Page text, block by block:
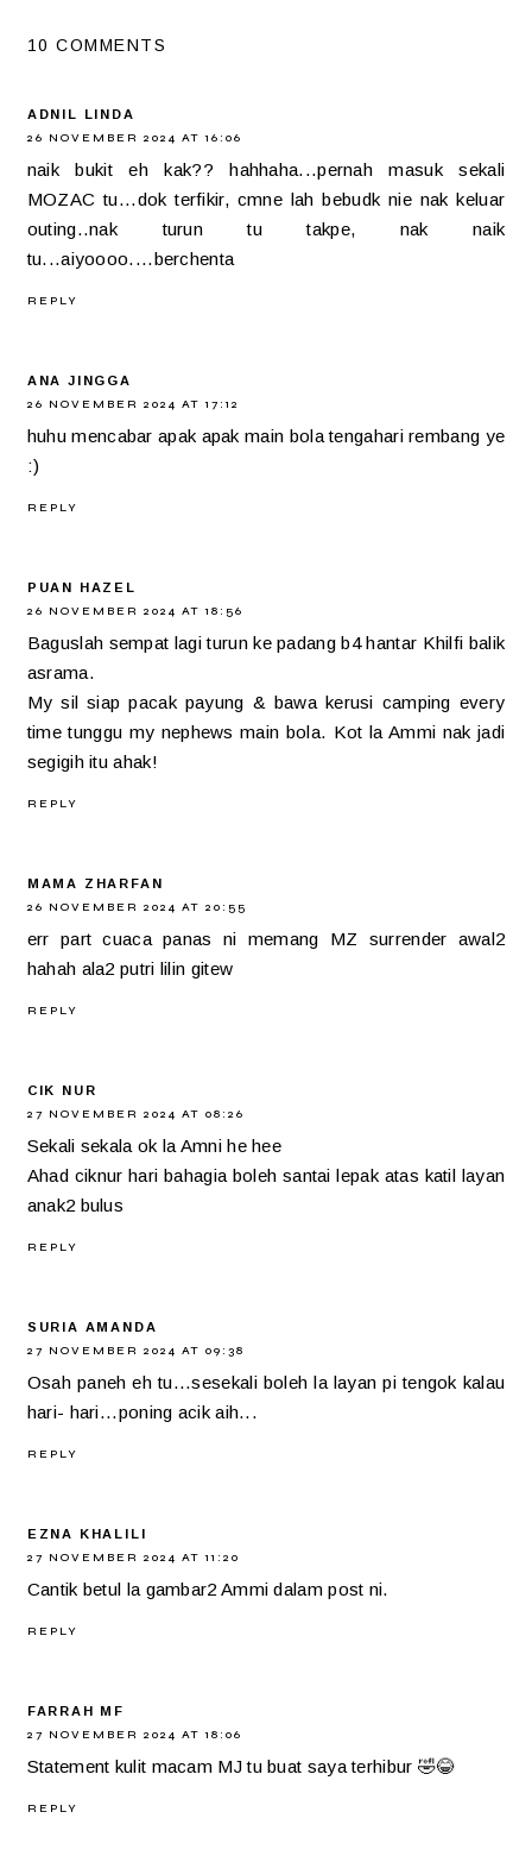
10 COMMENTS
ADNIL LINDA
26 NOVEMBER 2024 AT 16:06
naik bukit eh kak?? hahhaha...pernah masuk sekali
MOZAC tu...dok terfikir, cmne lah bebudk nie nak keluar
outing..nak turun tu takpe, nak naik
tu...aiyoooo....berchenta
REPLY
ANA JINGGA
26 NOVEMBER 2024 AT 17:12
huhu mencabar apak apak main bola tengahari rembang ye
:)
REPLY
PUAN HAZEL
26 NOVEMBER 2024 AT 18:56
Baguslah sempat lagi turun ke padang b4 hantar Khilfi balik
asrama.
My sil siap pacak payung & bawa kerusi camping every
time tunggu my nephews main bola. Kot la Ammi nak jadi
segigih itu ahak!
REPLY
MAMA ZHARFAN
26 NOVEMBER 2024 AT 20:55
err part cuaca panas ni memang MZ surrender awal2
hahah ala2 putri lilin gitew
REPLY
CIK NUR
27 NOVEMBER 2024 AT 08:26
Sekali sekala ok la Amni he hee
Ahad ciknur hari bahagia boleh santai lepak atas katil layan
anak2 bulus
REPLY
SURIA AMANDA
27 NOVEMBER 2024 AT 09:38
Osah paneh eh tu...sesekali boleh la layan pi tengok kalau
hari- hari...poning acik aih...
REPLY
EZNA KHALILI
27 NOVEMBER 2024 AT 11:20
Cantik betul la gambar2 Ammi dalam post ni.
REPLY
FARRAH MF
27 NOVEMBER 2024 AT 18:06
Statement kulit macam MJ tu buat saya terhibur 🤣😂
REPLY